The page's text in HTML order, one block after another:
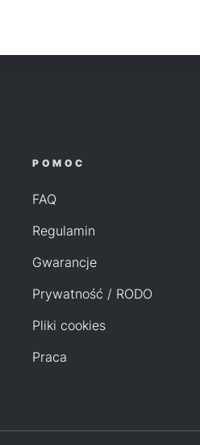
POMOC
FAQ
Regulamin
Gwarancje
Prywatność / RODO
Pliki cookies
Praca